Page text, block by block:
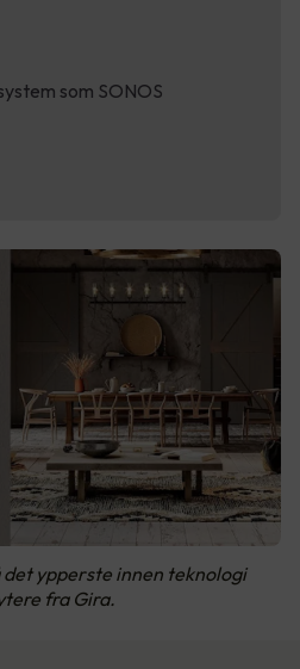
som SONOS
ypperste innen teknologi
fra Gira.